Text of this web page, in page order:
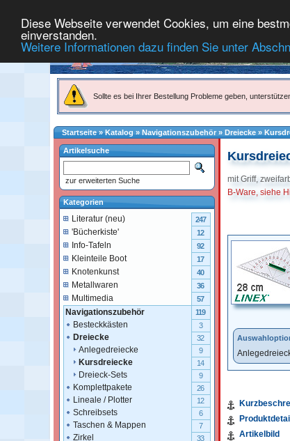
Diese Webseite verwendet Cookies, um eine
einverstanden.
Weitere Informationen dazu finden Sie unter
Sollte es bei Ihrer Bestellung Probleme geben,
Startseite»Katalog » Navigationszubehör » Dreiecke »
mit Griff,
B-Ware, siehe
Artikelbild
Artikelsuche
zur erweiterten Suche
Kategorien
Literatur (neu) 247
'Bücherkiste' 12
Info-Tafeln 92
Kleinteile Boot 17
Knotenkunst 40
Metallwaren 36
Multimedia 57
Navigationszubehör 119
Besteckkästen 3
Dreiecke 32
Anlegedreiecke 9
Kursdreiecke 14
Dreieck-Sets 9
Komplettpakete 26
Lineale / Plotter 12
Schreibsets 6
Taschen & Mappen 7
Zirkel 33